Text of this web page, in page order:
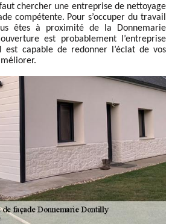
chercher une entreprise de nettoyage
compétente. Pour s’occuper du travail
êtes à proximité de la Donnemarie
est probablement l’entreprise
est capable de redonner l’éclat de vos